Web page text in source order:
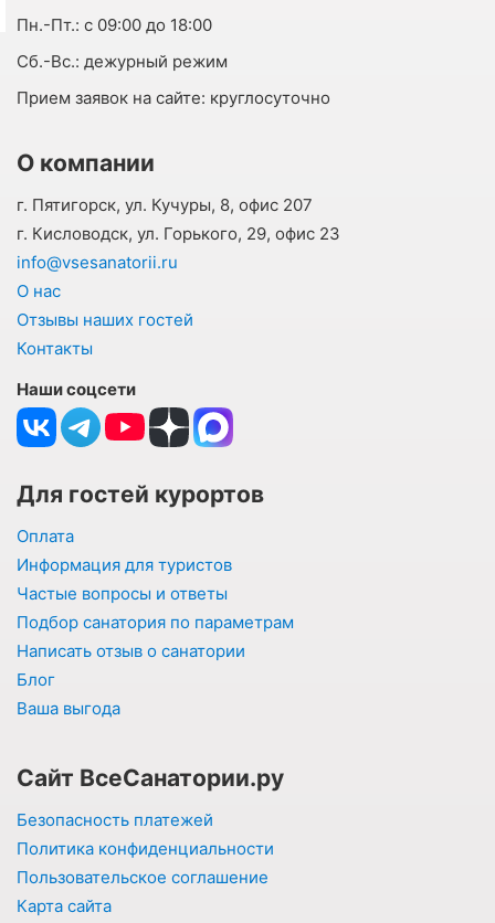
Пн.-Пт.: с 09:00 до 18:00
Cб.-Вс.: дежурный режим
Прием заявок на сайте: круглосуточно
О компании
г. Пятигорск, ул. Кучуры, 8, офис 207
г. Кисловодск, ул. Горького, 29, офис 23
info@vsesanatorii.ru
О нас
Отзывы наших гостей
Контакты
Наши соцсети
Для гостей курортов
Оплата
Информация для туристов
Частые вопросы и ответы
Подбор санатория по параметрам
Написать отзыв о санатории
Блог
Ваша выгода
Сайт ВсеСанатории.ру
Безопасность платежей
Политика конфиденциальности
Пользовательское соглашение
Карта сайта